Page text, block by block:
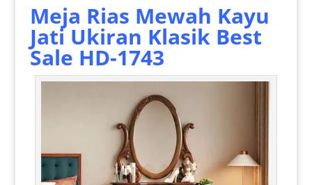
Meja Rias Mewah Kayu
Jati Ukiran Klasik Best
Sale HD-1743